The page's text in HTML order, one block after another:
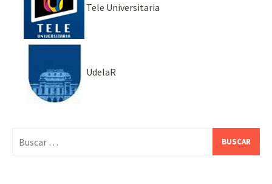
Tele Universitaria
UdelaR